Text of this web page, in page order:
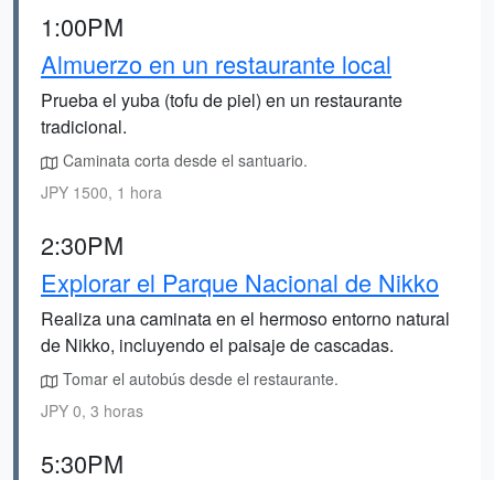
1:00PM
Almuerzo en un restaurante local
Prueba el yuba (tofu de piel) en un restaurante
tradicional.
Caminata corta desde el santuario.
JPY 1500, 1 hora
2:30PM
Explorar el Parque Nacional de Nikko
Realiza una caminata en el hermoso entorno natural
de Nikko, incluyendo el paisaje de cascadas.
Tomar el autobús desde el restaurante.
JPY 0, 3 horas
5:30PM